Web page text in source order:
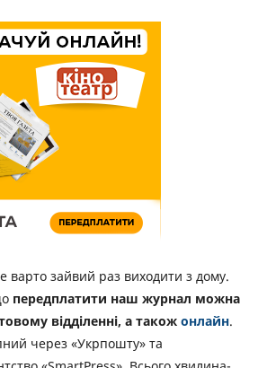
варто зайвий раз виходити з дому.
передплатити наш журнал можна
відділенні, а також онлайн.
через «Укрпошту» та